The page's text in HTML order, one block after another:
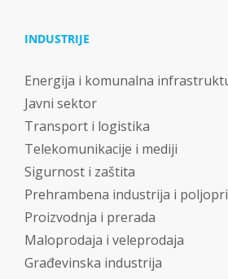
INDUSTRIJE
Energija i komunalna
Javni sektor
Transport i logistika
Telekomunikacije i mediji
Sigurnost i zaštita
Prehrambena industrija i
Proizvodnja i prerada
Maloprodaja i veleprodaja
Građevinska industrija